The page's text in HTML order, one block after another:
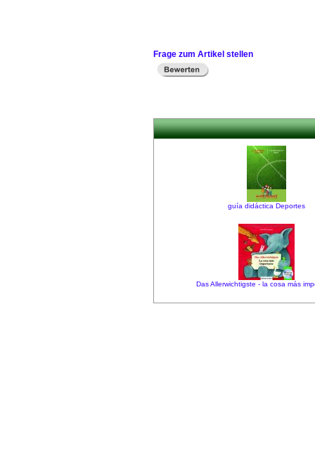
Frage zum Artikel stellen
guía didáctica Deportes
Das Allerwichtigste - la cosa más